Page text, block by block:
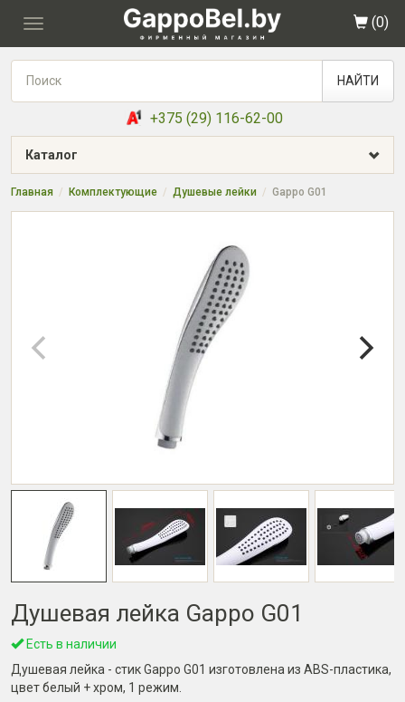
Toggle
(0)
НАЙТИ
+375 (29) 116-62-00
Каталог
Главная Комплектующие Душевые лейки Gappo G01
Душевая лейка Gappo G01
Есть в наличии
Душевая лейка - стик Gappo G01 изготовлена из ABS-пластика,
цвет белый + хром, 1 режим.